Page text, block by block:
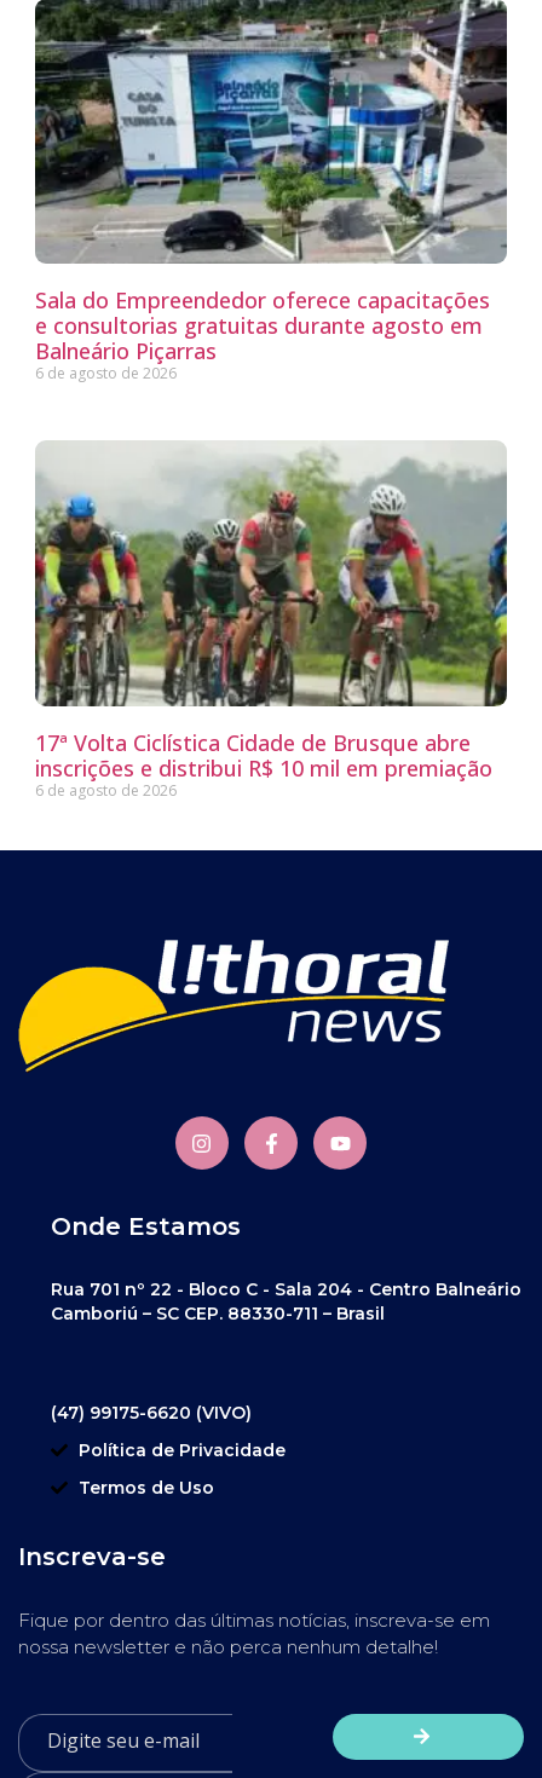
Sala do Empreendedor oferece capacitações
e consultorias gratuitas durante agosto em
Balneário Piçarras
6 de agosto de 2026
17ª Volta Ciclística Cidade de Brusque abre
inscrições e distribui R$ 10 mil em premiação
6 de agosto de 2026
Onde Estamos
Rua 701 nº 22 - Bloco C - Sala 204 - Centro Balneário
Camboriú – SC CEP. 88330-711 – Brasil
(47) 99175-6620 (VIVO)
Política de Privacidade
Termos de Uso
Inscreva-se
Fique por dentro das últimas notícias, inscreva-se em
nossa newsletter e não perca nenhum detalhe!